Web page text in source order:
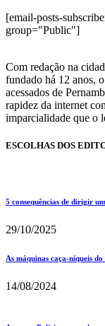
[email-posts-
group="Public"]
Com redação na
fundado há 12 anos,
acessados de
rapidez da internet
imparcialidade que o
ESCOLHAS DOS
5 consequências de dirigir
29/10/2025
As máquinas caça-níqueis
14/08/2024